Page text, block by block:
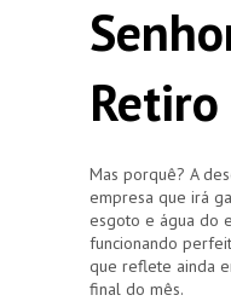
Retiro
Mas porquê? A
empresa que irá
esgoto e água do
funcionando
que reflete ainda
final do mês.